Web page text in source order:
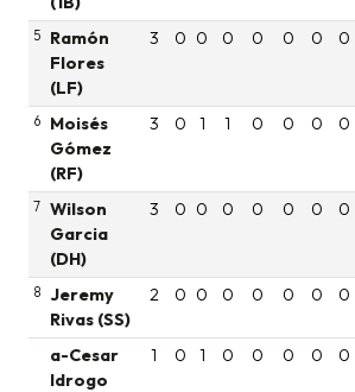
5
Ramón
Flores
(LF)
3 0 0 0 0 0 0 0
6
Moisés
Gómez
(RF)
3 0 1 1 0 0 0 0
7 Wilson
Garcia
(DH)
3 0 0 0 0 0 0 0
8
Jeremy
Rivas (SS)
2 0 0 0 0 0 0 0
a-Cesar
Idrogo
1 0 1 0 0 0 0 0